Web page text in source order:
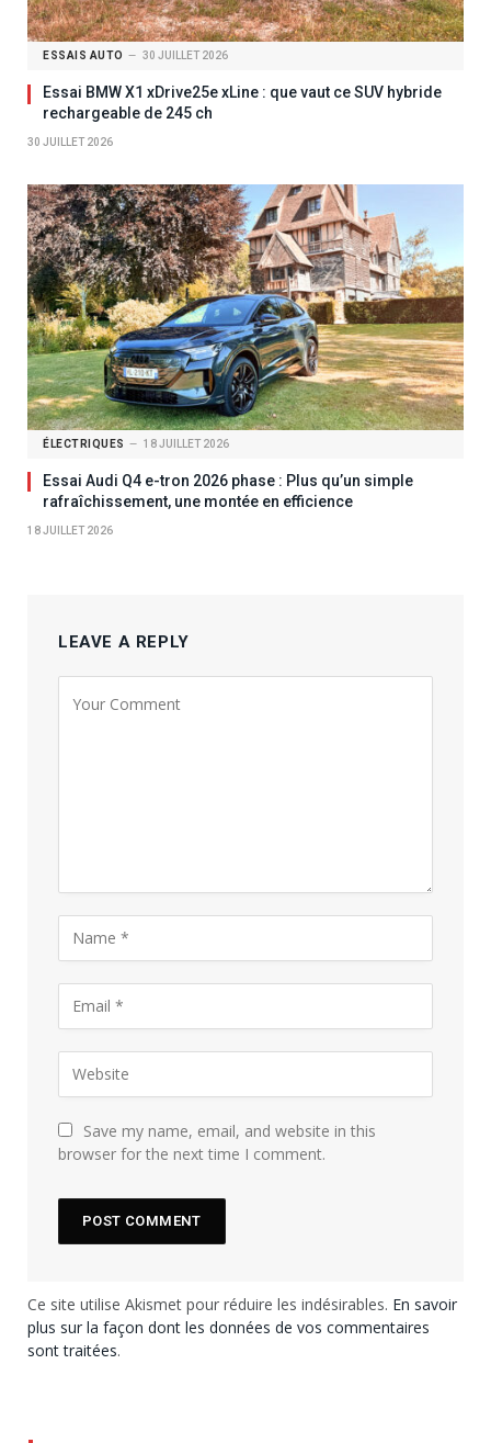
ESSAIS AUTO 30 JUILLET 2026
Essai BMW X1 xDrive25e xLine : que vaut ce SUV hybride
rechargeable de 245 ch
30 JUILLET 2026
ÉLECTRIQUES 18 JUILLET 2026
Essai Audi Q4 e-tron 2026 phase : Plus qu’un simple
rafraîchissement, une montée en efficience
18 JUILLET 2026
LEAVE A REPLY
Save my name, email, and website in this
browser for the next time I comment.
Ce site utilise Akismet pour réduire les indésirables. En savoir
plus sur la façon dont les données de vos commentaires
sont traitées.